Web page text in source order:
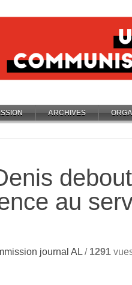
ARCHIVES
au
journal AL / 1291